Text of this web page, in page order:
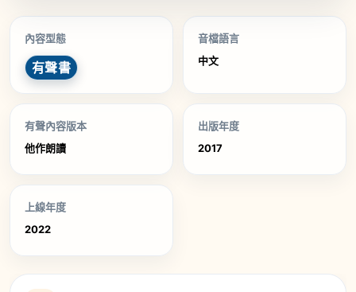
內容型態
有聲書
音檔語言
中文
有聲內容版本
他作朗讀
出版年度
2017
上線年度
2022